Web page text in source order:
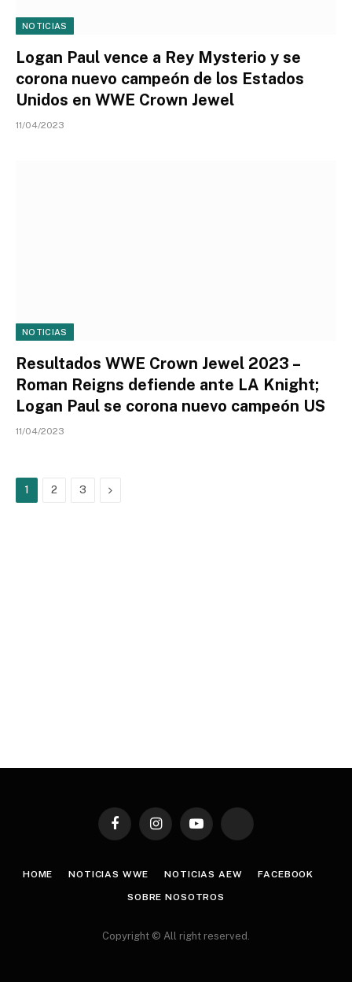
NOTICIAS
Logan Paul vence a Rey Mysterio y se
corona nuevo campeón de los Estados
Unidos en WWE Crown Jewel
11/04/2023
NOTICIAS
Resultados WWE Crown Jewel 2023 –
Roman Reigns defiende ante LA Knight;
Logan Paul se corona nuevo campeón US
11/04/2023
1 2 3 Next
FacebookInstagramYouTube TikTok
HOME NOTICIAS WWE NOTICIAS AEW FACEBOOK
SOBRE NOSOTROS
Copyright © All right reserved.